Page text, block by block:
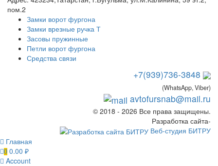
пом.2
Замки ворот фургона
Замки врезные ручка Т
Засовы пружинные
Петли ворот фургона
Средства связи
+7(939)736-3848
(WhatsApp, Viber)
avtofursnab@mail.ru
© 2018 - 2026 Все права защищены.
Разработка сайта-
Веб-студия БИТРУ
Главная
0 0.00 ₽
Account